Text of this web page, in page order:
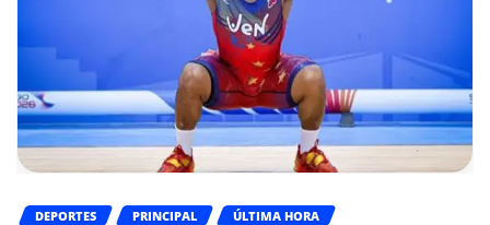
DEPORTES PRINCIPAL ÚLTIMA HORA